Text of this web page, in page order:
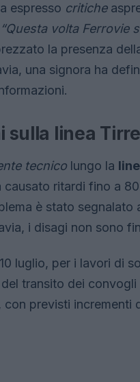
espresso critiche
“Questa volta Ferrovie
la presenza
una signora ha
sulla linea
tecnico lungo la
causato ritardi fino a
è stato segnalato
i disagi non sono
luglio, per i lavori di
del transito dei
con previsti